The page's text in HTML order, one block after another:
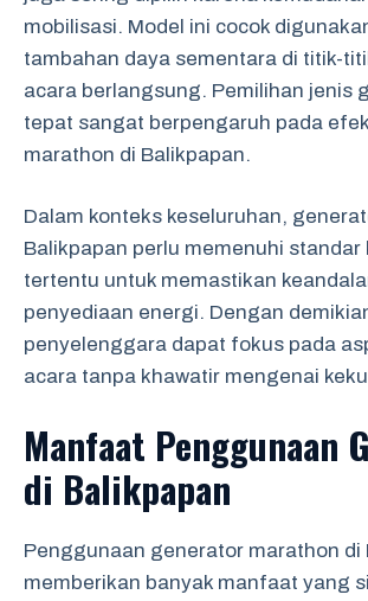
mobilisasi. Model ini cocok
tambahan daya sementara di titik-
acara berlangsung. Pemilihan jenis
tepat sangat berpengaruh pada
marathon di Balikpapan.
Dalam konteks keseluruhan,
Balikpapan perlu memenuhi standar
tertentu untuk memastikan
penyediaan energi. Dengan
penyelenggara dapat fokus pada
acara tanpa khawatir mengenai
Manfaat Penggunaan
di Balikpapan
Penggunaan generator marathon di
memberikan banyak manfaat yang